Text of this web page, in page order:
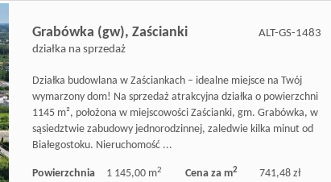
Grabówka (gw), Zaścianki
działka na sprzedaż
ALT-GS-1483
Działka budowlana w Zaściankach – idealne miejsce na Twój
wymarzony dom! Na sprzedaż atrakcyjna działka o powierzchni
1145 m², położona w miejscowości Zaścianki, gm. Grabówka, w
sąsiedztwie zabudowy jednorodzinnej, zaledwie kilka minut od
Białegostoku. Nieruchomość ...
Powierzchnia 1 145,00 m2 Cena za m2 741,48 zł